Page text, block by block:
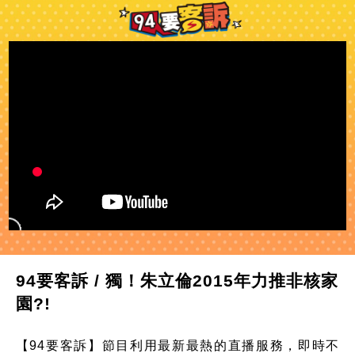
94要客訴 / 獨！朱立倫2015年力推非核家
園?!
【94要客訴】節目利用最新最熱的直播服務，即時不